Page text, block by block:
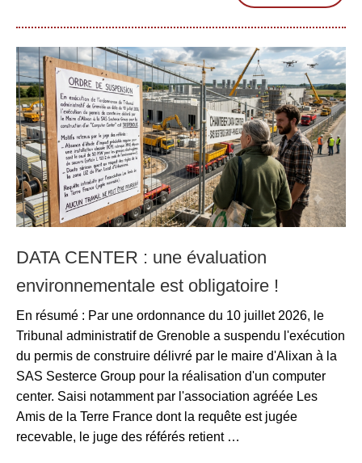
DATA CENTER : une évaluation
environnementale est obligatoire !
En résumé : Par une ordonnance du 10 juillet 2026, le
Tribunal administratif de Grenoble a suspendu l'exécution
du permis de construire délivré par le maire d'Alixan à la
SAS Sesterce Group pour la réalisation d'un computer
center. Saisi notamment par l'association agréée Les
Amis de la Terre France dont la requête est jugée
recevable, le juge des référés retient …